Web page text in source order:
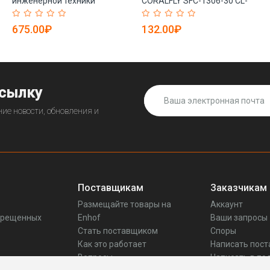
высокого давления
31ee01060 Hf35490
675.00₽
S1223-O BF1223-O 30-01090-
00 для грузовых дизелей
132.00₽
новости, обновления и
Поставщикам
Размещайте товары на
Enhof
Стать поставщиком
Как это работает
Вопросы
Заказчикам
Аккаунт
Ваши запросы
Споры
Написать
Написать в